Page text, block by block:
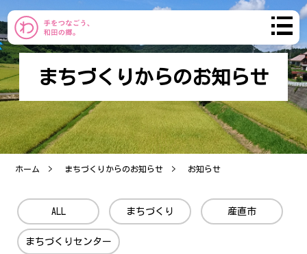
わだのまち
まちづくり
おしらせ
コミュニティ
まちづくりからのお知らせ
ホーム まちづくりからのお知らせ お知らせ
ALL まちづくり 産直市
まちづくりセンター